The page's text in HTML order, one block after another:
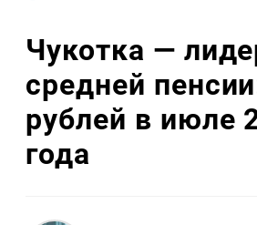
Чукотка —
средней
рублей в июле
года